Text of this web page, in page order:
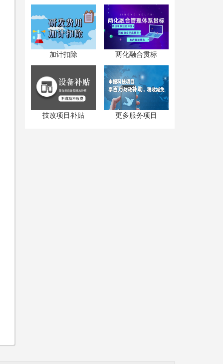
加计扣除 两化融合贯标
技改项目补贴 更多服务项目